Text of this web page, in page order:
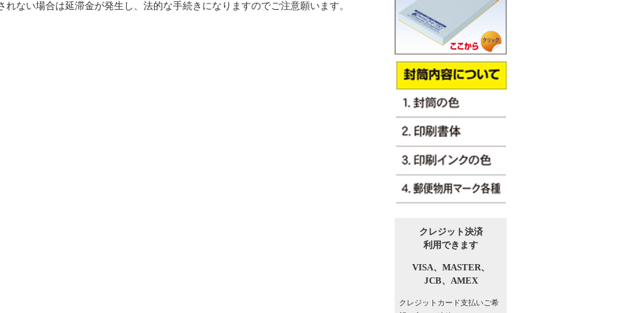
れない場合は延滞金が発生し、法的な手続きになりますのでご注意願います。
クレジット決済
利用できます
VISA、 MASTER、
JCB、 AMEX
クレジットカード支払いご希